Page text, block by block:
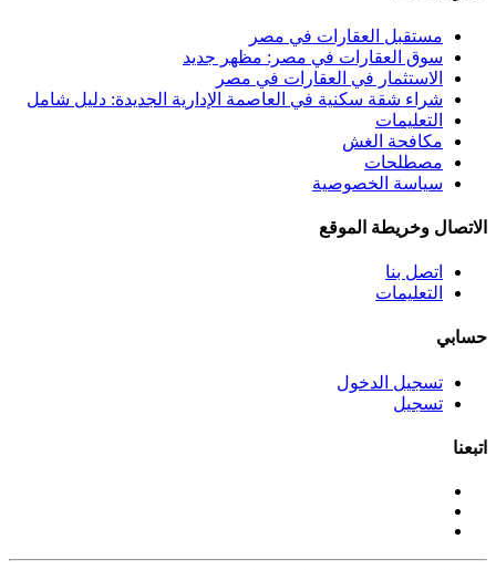
مستقبل العقارات في مصر
سوق العقارات في مصر: مظهر جديد
الاستثمار في العقارات في مصر
شراء شقة سكنية في العاصمة الإدارية الجديدة: دليل شامل
التعليمات
مكافحة الغش
مصطلحات
سياسة الخصوصية
الاتصال وخريطة الموقع
اتصل بنا
التعليمات
حسابي
تسجيل الدخول
تسجيل
اتبعنا